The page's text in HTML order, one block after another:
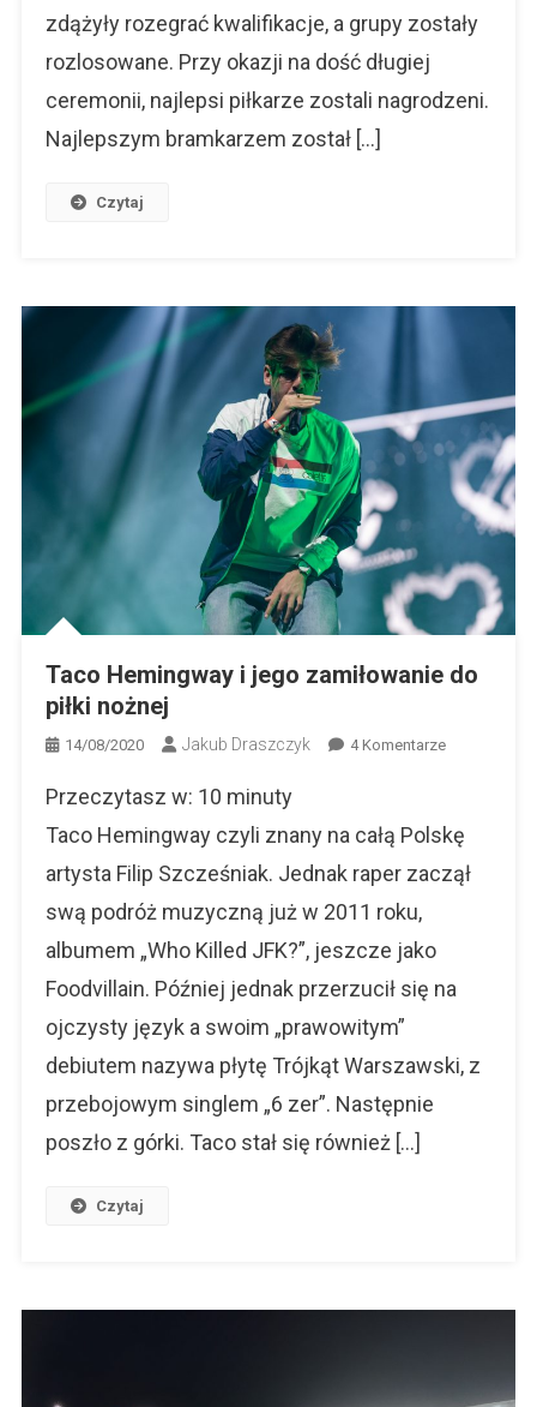
zdążyły rozegrać kwalifikacje, a grupy zostały
rozlosowane. Przy okazji na dość długiej
ceremonii, najlepsi piłkarze zostali nagrodzeni.
Najlepszym bramkarzem został […]
Czytaj
Taco Hemingway i jego zamiłowanie do
piłki nożnej
14/08/2020 Jakub Draszczyk 4 KomentarzeDo
I
Zamiłowanie
Przeczytasz w: 10 minuty
Taco Hemingway czyli znany na całą Polskę
artysta Filip Szcześniak. Jednak raper zaczął
swą podróż muzyczną już w 2011 roku,
albumem „Who Killed JFK?”, jeszcze jako
Foodvillain. Później jednak przerzucił się na
ojczysty język a swoim „prawowitym”
debiutem nazywa płytę Trójkąt Warszawski, z
przebojowym singlem „6 zer”. Następnie
poszło z górki. Taco stał się również […]
Czytaj